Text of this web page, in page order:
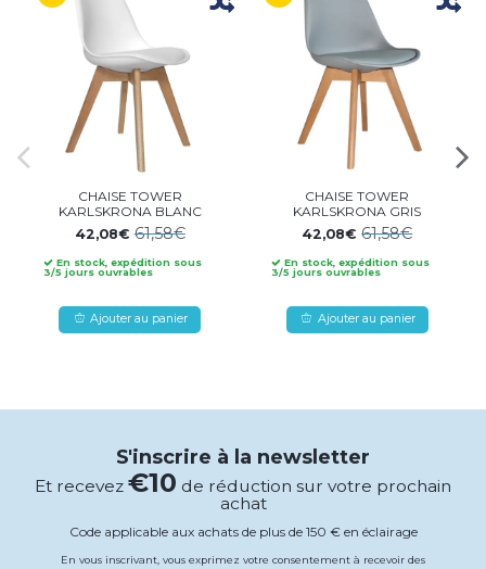
CHAISE TOWER
KARLSKRONA BLANC
42,08€61,58€
En stock, expédition sous
3/5 jours ouvrables
Ajouter au panier
CHAISE TOWER
KARLSKRONA GRIS
42,08€61,58€
En stock, expédition sous
3/5 jours ouvrables
Ajouter au panier
S'inscrire à la newsletter
Et recevez €10 de réduction sur votre prochain
achat
Code applicable aux achats de plus de 150 € en éclairage
En vous inscrivant, vous exprimez votre consentement à recevoir des